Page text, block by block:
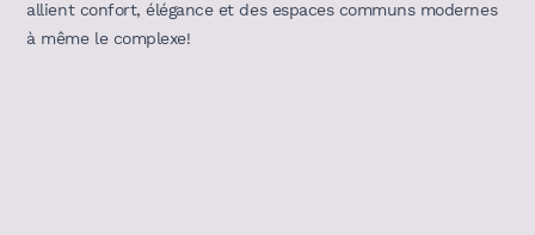
allient confort, élégance et des espaces communs modernes
à même le complexe!